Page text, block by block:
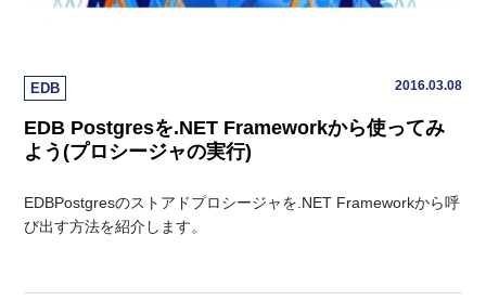
EDB 2016.03.08
EDB Postgresを.NET Frameworkから使ってみ
よう(プロシージャの実行)
EDBPostgresのストアドプロシージャを.NET Frameworkから呼
び出す方法を紹介します。